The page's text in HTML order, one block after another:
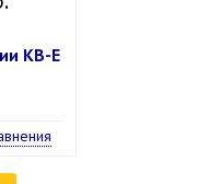
КВ-Е